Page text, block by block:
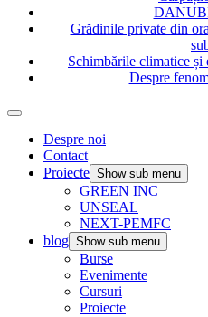
Grădinile private din
Schimbările climatice și
Despre
Despre noi
Contact
Proiecte Show sub menu
GREEN INC
UNSEAL
NEXT-PEMFC
blog Show sub menu
Burse
Evenimente
Cursuri
Proiecte